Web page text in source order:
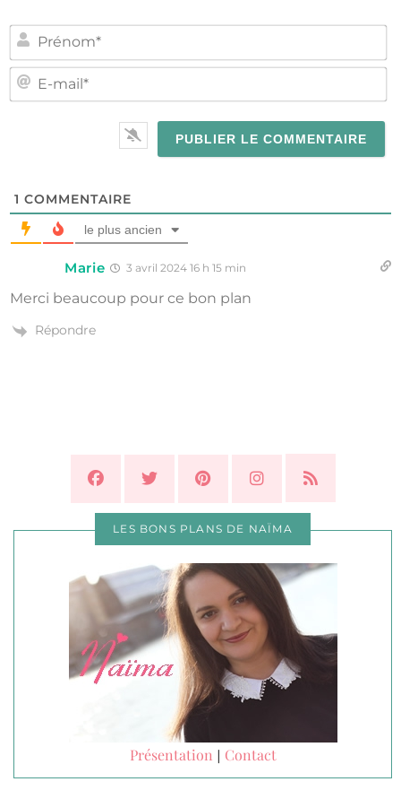
E-
1 COMMENTAIRE
le plus ancien
Marie 3 avril 2024 16 h 15 min
Merci beaucoup pour ce bon plan
Répondre
LES BONS PLANS DE NAÏMA
Présentation | Contact